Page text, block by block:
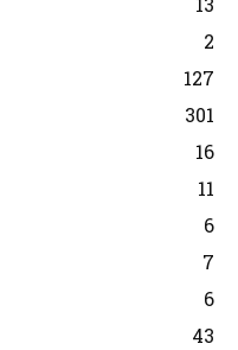
2
127
301
16
11
6
7
6
43